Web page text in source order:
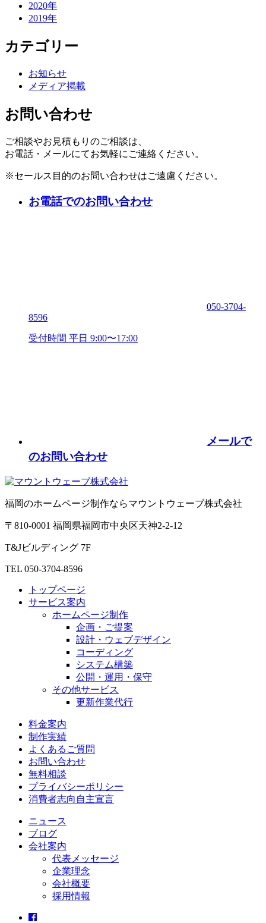
2020年
2019年
カテゴリー
お知らせ
メディア掲載
お問い合わせ
ご相談やお見積もりのご相談は、
お電話・メールにてお気軽にご連絡ください。
※セールス目的のお問い合わせはご遠慮ください。
お電話でのお問い合わせ
050-3704-
8596
受付時間 平日 9:00〜17:00
メールで
のお問い合わせ
福岡のホームページ制作ならマウントウェーブ株式会社
〒810-0001 福岡県福岡市中央区天神2-2-12
T&Jビルディング 7F
TEL 050-3704-8596
トップページ
サービス案内
ホームページ制作
企画・ご提案
設計・ウェブデザイン
コーディング
システム構築
公開・運用・保守
その他サービス
更新作業代行
料金案内
制作実績
よくあるご質問
お問い合わせ
無料相談
プライバシーポリシー
消費者志向自主宣言
ニュース
ブログ
会社案内
代表メッセージ
企業理念
会社概要
採用情報